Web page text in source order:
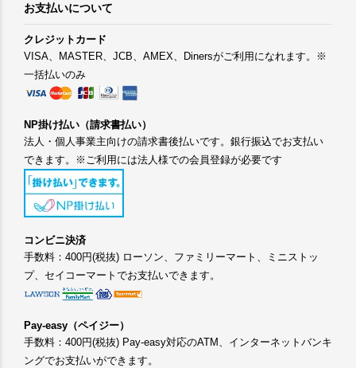
お支払いについて
クレジットカード
VISA、MASTER、JCB、AMEX、Dinersがご利用になれます。※
一括払いのみ
NP掛け払い（請求書払い）
法人・個人事業主向けの請求書後払いです。銀行振込でお支払い
できます。※ご利用には法人様での会員登録が必要です
コンビニ決済
手数料：400円(税抜) ローソン、ファミリーマート、ミニストッ
プ、セイコーマートでお支払いできます。
Pay-easy（ペイジー）
手数料：400円(税抜) Pay-easy対応のATM、インターネットバンキ
ングでお支払いができます。